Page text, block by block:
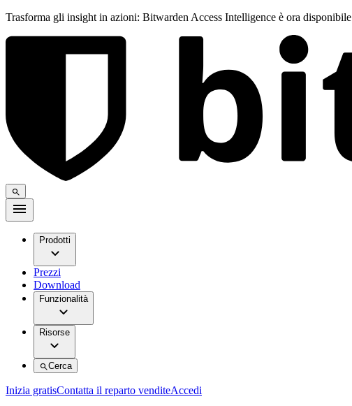
Trasforma gli insight in azioni: Bitwarden Access Intelligence è ora disponibile
Prodotti
Prezzi
Download
Funzionalità
Risorse
Cerca
Inizia gratisContatta il reparto venditeAccedi